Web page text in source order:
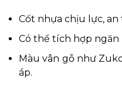
Cốt nhựa chịu lực, an
Có thể tích hợp ngăn
Màu vân gỗ như
áp.